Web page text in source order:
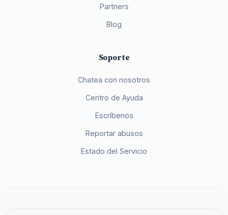
Partners
Blog
Soporte
Chatea con nosotros
Centro de Ayuda
Escríbenos
Reportar abusos
Estado del Servicio